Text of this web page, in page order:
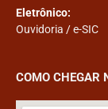
Eletrônico:
Ouvidoria /e-SIC
COMO CHEGAR